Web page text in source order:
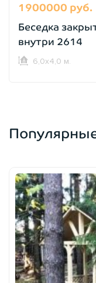
1900000 руб.
Беседка
внутри 2614
6,0х4,0 м.